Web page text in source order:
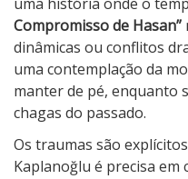
Compromisso de Hasan”
dinâmicas ou conflitos
uma contemplação da
manter de pé, enquanto
chagas do passado.
Os traumas são
Kaplanoğlu é precisa